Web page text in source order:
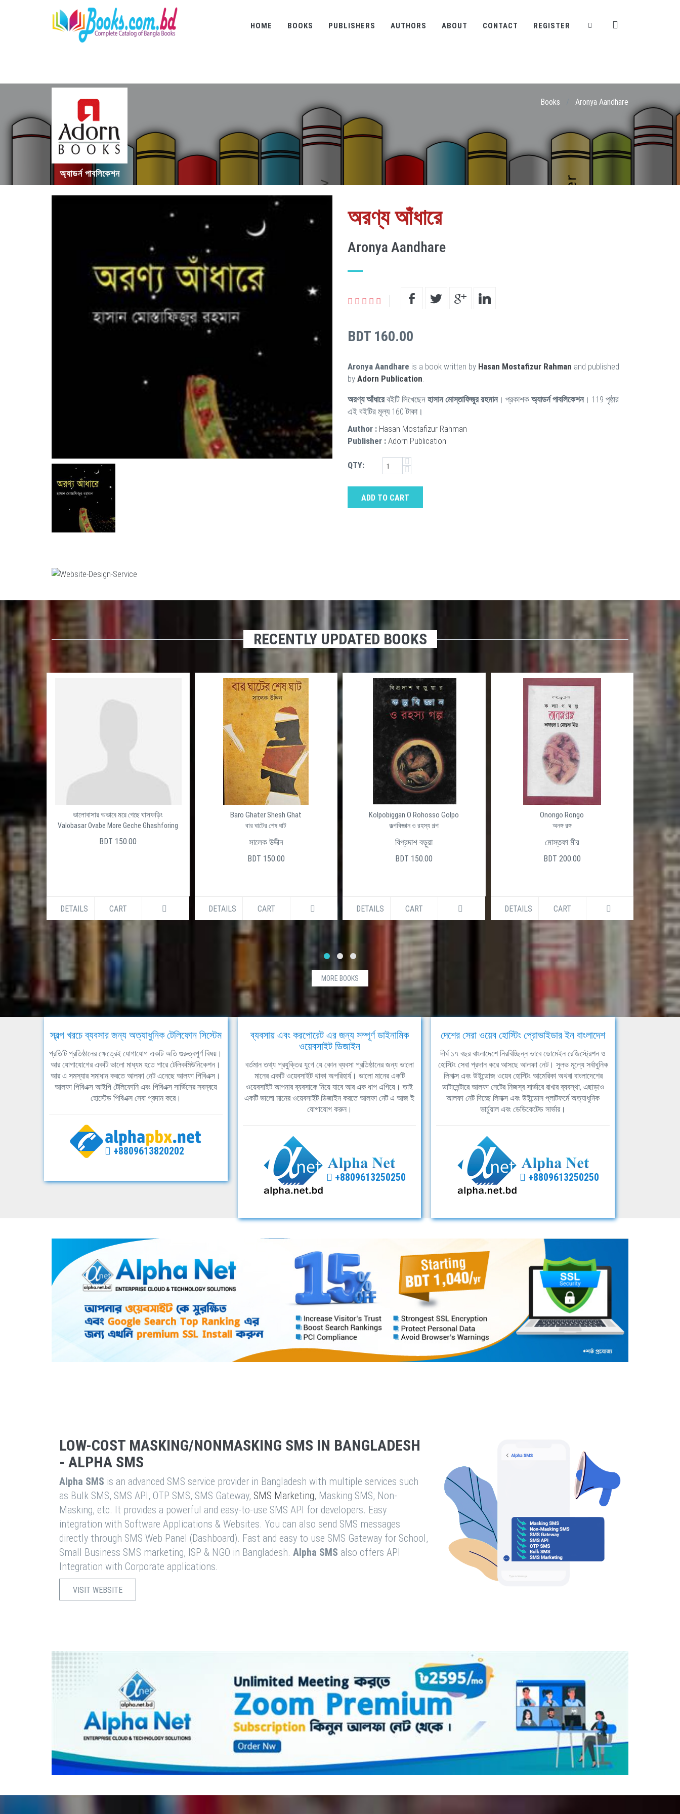
HOME BOOKS PUBLISHERS AUTHORS ABOUT CONTACT REGISTER
অ্যাডর্ন পাবলিকেশন
Books Aronya Aandhare
অরণ্য আঁধারে
Aronya Aandhare
BDT 160.00
Aronya Aandhare is a book written by Hasan Mostafizur Rahman and published
by Adorn Publication.
অরণ্য আঁধারেবইটি লিখেছেন হাসান মোস্তাফিজুর রহমান। প্রকাশক অ্যাডর্ন পাবলিকেশন। 119 পৃষ্ঠার
এই বইটির মূল্য 160 টাকা।
Author : Hasan Mostafizur Rahman
Publisher : Adorn Publication
QTY:
ADD TO CART
RECENTLY UPDATED BOOKS
ভালোবাসার অভাবে মরে গেছে ঘাসফড়িং
Valobasar Ovabe More Geche Ghashforing
BDT 150.00
DETAILS CART
Baro Ghater Shesh Ghat
বার ঘাটের শেষ ঘাট
সালেক উদ্দীন
BDT 150.00
DETAILS CART
Kolpobiggan O Rohosso Golpo
কল্পবিজ্ঞান ও রহস্য গল্প
বিপ্রদাশ বড়ুয়া
BDT 150.00
DETAILS CART
Onongo Rongo
অনঙ্গ রঙ্গ
মোস্তফা মীর
BDT 200.00
DETAILS CART DETAILS
MORE BOOKS
স্বল্প খরচে ব্যবসার জন্য অত্যাধুনিক টেলিফোন সিস্টেম
প্রতিটি প্রতিষ্ঠানের ক্ষেত্রেই যোগাযোগ একটি অতি গুরুত্বপূর্ণ বিষয়।
আর যোগাযোগের একটি ভালো মাধ্যম হতে পারে টেলিকমিউনিকেশন।
আর এ সমস্যার সমাধান করতে আলফা নেট এনেছে আলফা পিবিএক্স।
আলফা পিবিএক্স আইপি টেলিফোনি এবং পিবিএক্স সার্ভিসের সবন্বয়ে
হোস্টেড পিবিএক্স সেবা প্রদান করে।
+8809613820202
ব্যবসায় এবং করপোরেট এর জন্য সম্পূর্ণ ডাইনামিক
ওয়েবসাইট ডিজাইন
বর্তমান তথ্য প্রযুক্তির যুগে যে কোন ব্যবসা প্রতিষ্ঠানের জন্য ভালো
মানের একটি ওয়েবসাইট থাকা অপরিহার্য। ভালো মানের একটি
ওয়েবসাইট আপনার ব্যবসাকে নিয়ে যাবে আর এক ধাপ এগিয়ে। তাই
একটি ভালো মানের ওয়েবসাইট ডিজাইন করতে আলফা নেট এ আজ ই
যোগাযোগ করুন।
+8809613250250
দেশের সেরা ওয়েব হোস্টিং প্রোভাইডার ইন বাংলাদেশ
দীর্ঘ ১৭ বছর বাংলাদেশে নিরবিচ্ছিন্ন ভাবে ডোমেইন রেজিস্ট্রেশন ও
হোস্টিং সেবা প্রদান করে আসছে আলফা নেট। সুলভ মূল্যে সর্বাধুনিক
লিনাক্স এবং উইন্ডোজ ওয়েব হোস্টিং আমেরিকা অথবা বাংলাদেশের
ডাটাসেন্টারে আলফা নেটের নিজস্ব সার্ভারে রাখার ব্যবস্থা, এছাড়াও
আলফা নেট দিচ্ছে লিনাক্স এবং উইন্ডোস প্লাটফর্মে অত্যাধুনিক
ভার্চুয়াল এবং ডেডিকেটেড সার্ভার।
+8809613250250
LOW-COST MASKING/NONMASKING SMS IN BANGLADESH
- ALPHA SMS
Alpha SMS is an advanced SMS service provider in Bangladesh with multiple services such
as Bulk SMS, SMS API, OTP SMS, SMS Gateway, SMS Marketing, Masking SMS, Non-
Masking, etc. It provides a powerful and easy-to-use SMS API for developers. Easy
integration with Software Applications & Websites. You can also send SMS messages
directly through SMS Web Panel (Dashboard). Fast and easy to use SMS Gateway for School,
Small Business SMS marketing, ISP & NGO in Bangladesh. Alpha SMS also offers API
Integration with Corporate applications.
VISIT WEBSITE